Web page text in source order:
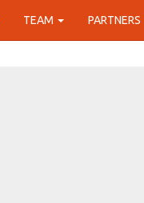
TEAM PARTNERS